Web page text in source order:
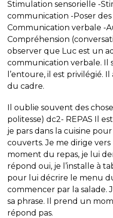
Stimulation sensorielle -
communication -Poser des
Communication verbale -
Compréhension
observer que Luc est un
communication verbale. Il
l’entoure, il est privilégié.
du cadre.
Il oublie souvent des
politesse) dc2- REPAS Il
je pars dans la cuisine
couverts. Je me dirige
moment du repas, je lui
répond oui, je l’installe à
pour lui décrire le menu
commencer par la salade.
sa phrase. Il prend un
répond pas.